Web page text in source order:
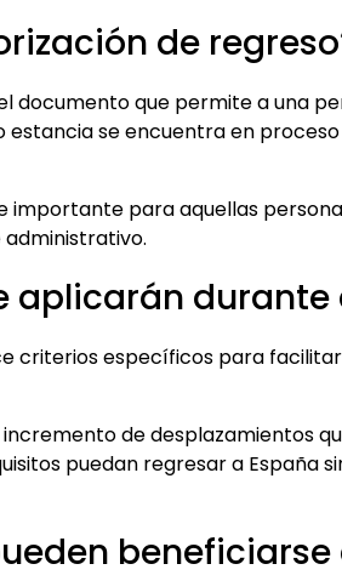
de
documento que permite a una
estancia se encuentra en
importante para aquellas
administrativo.
aplicarán durante
criterios específicos para
de desplazamientos
puedan regresar a España